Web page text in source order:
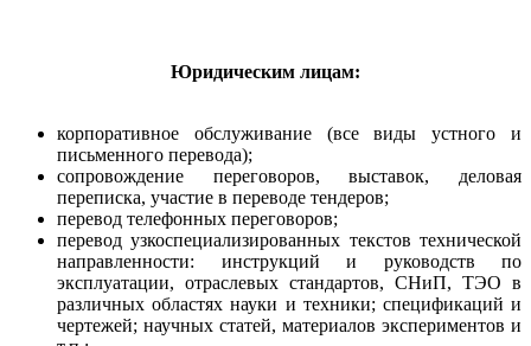
Юридическим лицам:
корпоративное обслуживание (все виды устного и
письменного перевода);
сопровождение переговоров, выставок, деловая
переписка, участие в переводе тендеров;
перевод телефонных переговоров;
перевод узкоспециализированных текстов технической
направленности: инструкций и руководств по
эксплуатации, отраслевых стандартов, СНиП, ТЭО в
различных областях науки и техники; спецификаций и
чертежей; научных статей, материалов экспериментов и